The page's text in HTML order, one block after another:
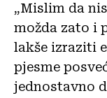
„Mislim da
možda zato i
lakše izraziti
pjesme
jednostavno